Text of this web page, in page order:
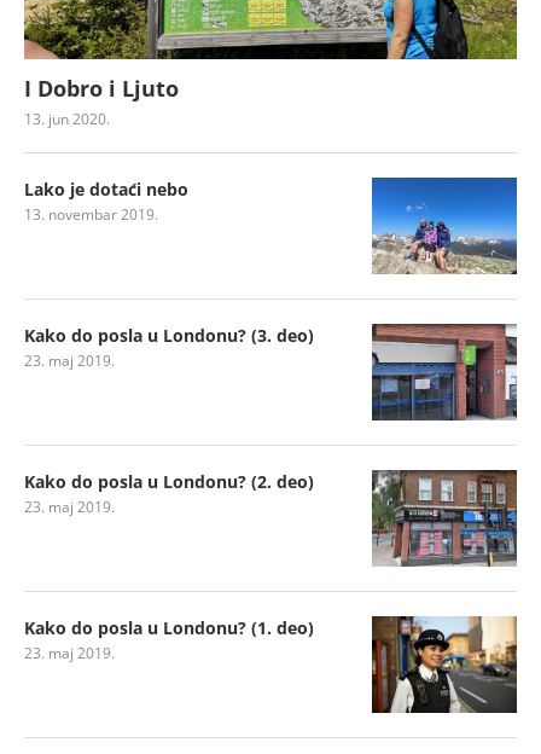
I Dobro i Ljuto
13. jun 2020.
Lako je dotaći nebo
13. novembar 2019.
Kako do posla u Londonu? (3. deo)
23. maj 2019.
Kako do posla u Londonu? (2. deo)
23. maj 2019.
Kako do posla u Londonu? (1. deo)
23. maj 2019.